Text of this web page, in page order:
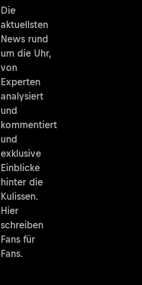
Die
aktuellsten
News rund
um die Uhr,
von
Experten
analysiert
und
kommentiert
und
exklusive
Einblicke
hinter die
Kulissen.
Hier
schreiben
Fans für
Fans.